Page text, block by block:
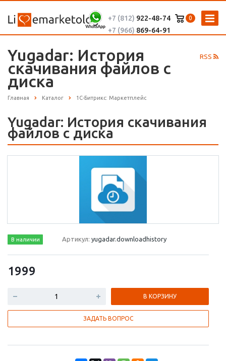
0
+7 (812) 922-48-74
+7 (966) 869-64-91
RSS
Yugadar: История
скачивания файлов с
диска
Главная Каталог 1С-Битрикс: Маркетплейс
Yugadar: История скачивания
файлов с диска
В наличии Артикул:yugadar.downloadhistory
1999
В КОРЗИНУ
ЗАДАТЬ ВОПРОС